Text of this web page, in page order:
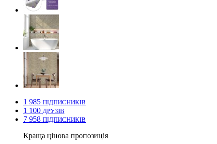
1 985 ПІДПИСНИКІВ
1 100 ДРУЗІВ
7 958 ПІДПИСНИКІВ
Краща цінова пропозиція